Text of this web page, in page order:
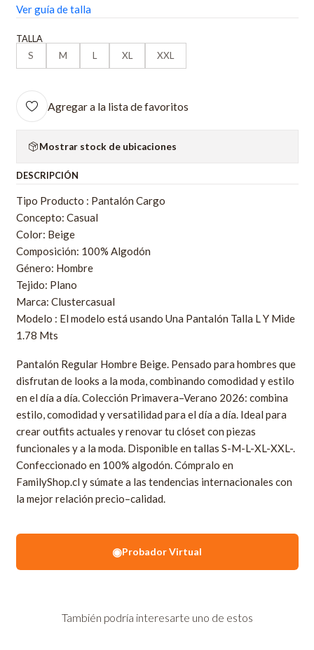
Ver guía de talla
TALLA
S
M L XL XXL
Agregar a la lista de favoritos
Mostrar stock de ubicaciones
DESCRIPCIÓN
Tipo Producto : Pantalón Cargo
Concepto: Casual
Color: Beige
Composición: 100% Algodón
Género: Hombre
Tejido: Plano
Marca: Clustercasual
Modelo : El modelo está usando Una Pantalón Talla L Y Mide
1.78 Mts
Pantalón Regular Hombre Beige. Pensado para hombres que
disfrutan de looks a la moda, combinando comodidad y estilo
en el día a día. Colección Primavera–Verano 2026: combina
estilo, comodidad y versatilidad para el día a día. Ideal para
crear outfits actuales y renovar tu clóset con piezas
funcionales y a la moda. Disponible en tallas S-M-L-XL-XXL-.
Confeccionado en 100% algodón. Cómpralo en
FamilyShop.cl y súmate a las tendencias internacionales con
la mejor relación precio–calidad.
◉Probador Virtual
También podría interesarte uno de estos